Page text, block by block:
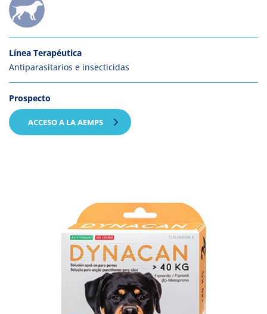
Línea Terapéutica
Antiparasitarios e insecticidas
Prospecto
ACCESO A LA AEMPS